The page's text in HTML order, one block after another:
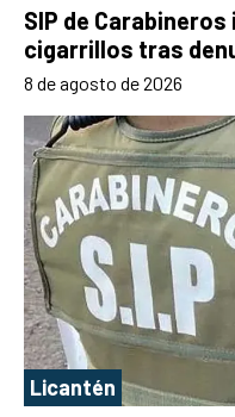
SIP de
cigarrillos tras
8 de agosto de 2026
Licantén